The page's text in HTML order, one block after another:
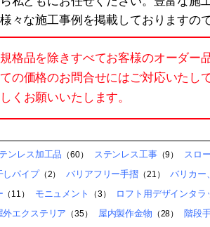
々な施工事例を掲載しておりますの
格品を除きすべてお客様のオーダー
の価格のお問合せにはご対応いたし
くお願いいたします。
ンレス加工品 （60） ステンレス工事（9）
スロ
しパイプ（2） バリアフリー手摺 （21）
バリカー
（11） モニュメント （3）
ロフト用デザインタラ
外エクステリア （35） 屋内製作金物 （28）
階段